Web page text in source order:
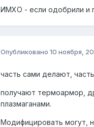
ИМХО - если одобрили и
Опубликовано 10 ноября,
часть сами делают,
получают термоармор,
плазмаганами.
Модифицировать могут,